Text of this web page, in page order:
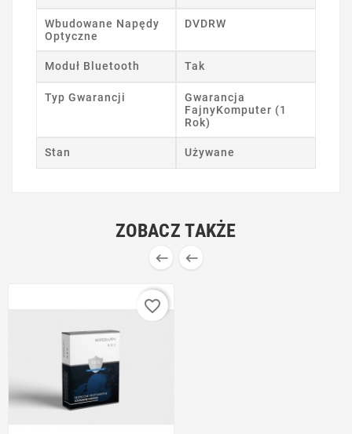
Wbudowane Napędy
Optyczne
DVDRW
Moduł Bluetooth Tak
Typ Gwarancji
Gwarancja
FajnyKomputer (1
Rok)
Stan Używane
ZOBACZ TAKŻE
 
favorite_border